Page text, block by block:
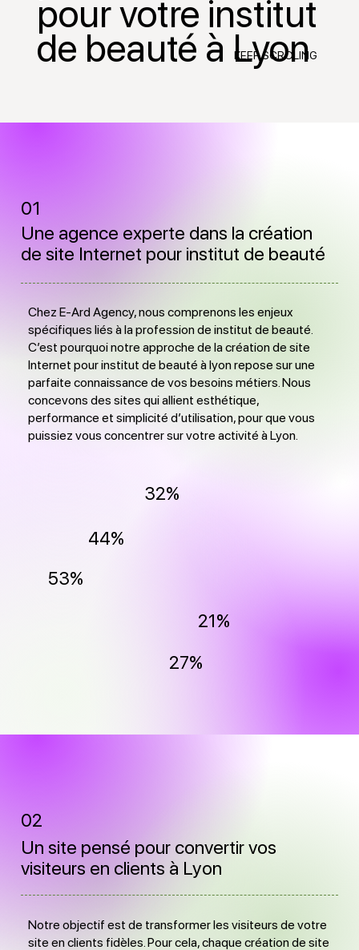
pour votre institut
de beauté à Lyon
KEEP SCROLING
01
Une agence experte dans la création
de site Internet pour institut de beauté
Chez E-Ard Agency, nous comprenons les enjeux
spécifiques liés à la profession de institut de beauté.
C’est pourquoi notre approche de la création de site
Internet pour institut de beauté à lyon repose sur une
parfaite connaissance de vos besoins métiers. Nous
concevons des sites qui allient esthétique,
performance et simplicité d’utilisation, pour que vous
puissiez vous concentrer sur votre activité à Lyon.
32%
44%
53%
21%
27%
02
Un site pensé pour convertir vos
visiteurs en clients à Lyon
Notre objectif est de transformer les visiteurs de votre
site en clients fidèles. Pour cela, chaque création de site